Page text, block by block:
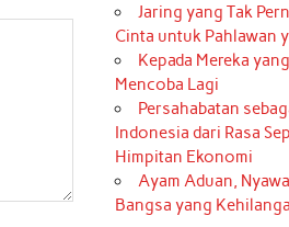
Jaring yang Tak
Cinta untuk Pahlawan
Kepada Mereka
Mencoba Lagi
Persahabatan
Indonesia dari Rasa
Himpitan Ekonomi
Ayam Aduan,
Bangsa yang